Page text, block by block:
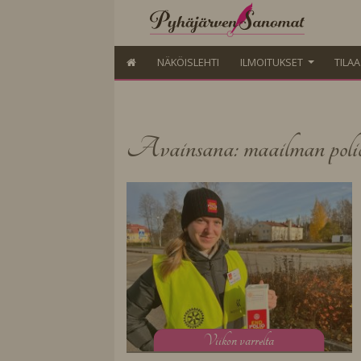
NÄKÖISLEHTI ILMOITUKSET TILAA
Avainsana: maailman
Viikon varrelta